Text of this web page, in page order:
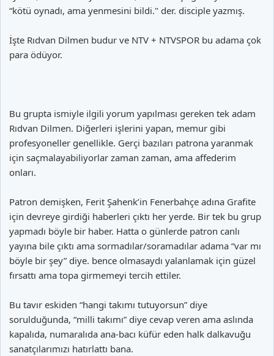
“kötü oynadı, ama yenmesini bildi." der. disciple yazmış.
İşte Rıdvan Dilmen budur ve NTV + NTVSPOR bu adama çok
para ödüyor.
Bu grupta ismiyle ilgili yorum yapılması gereken tek adam
Rıdvan Dilmen. Diğerleri işlerini yapan, memur gibi
profesyoneller genellikle. Gerçi bazıları patrona yaranmak
için saçmalayabiliyorlar zaman zaman, ama affederim
onları.
Patron demişken, Ferit Şahenk’in Fenerbahçe adına Grafite
için devreye girdiği haberleri çıktı her yerde. Bir tek bu grup
yapmadı böyle bir haber. Hatta o günlerde patron canlı
yayına bile çıktı ama sormadılar/soramadılar adama “var mı
böyle bir şey” diye. bence olmasaydı yalanlamak için güzel
fırsattı ama topa girmemeyi tercih ettiler.
Bu tavır eskiden “hangi takımı tutuyorsun” diye
sorulduğunda, “milli takımı” diye cevap veren ama aslında
kapalıda, numaralıda ana-bacı küfür eden halk dalkavuğu
sanatçılarımızı hatırlattı bana.